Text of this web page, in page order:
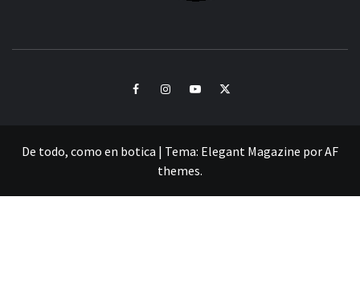
FacebookInstagramYoutubeTwitter
De todo, como en botica | Tema: Elegant Magazine porAF
themes.